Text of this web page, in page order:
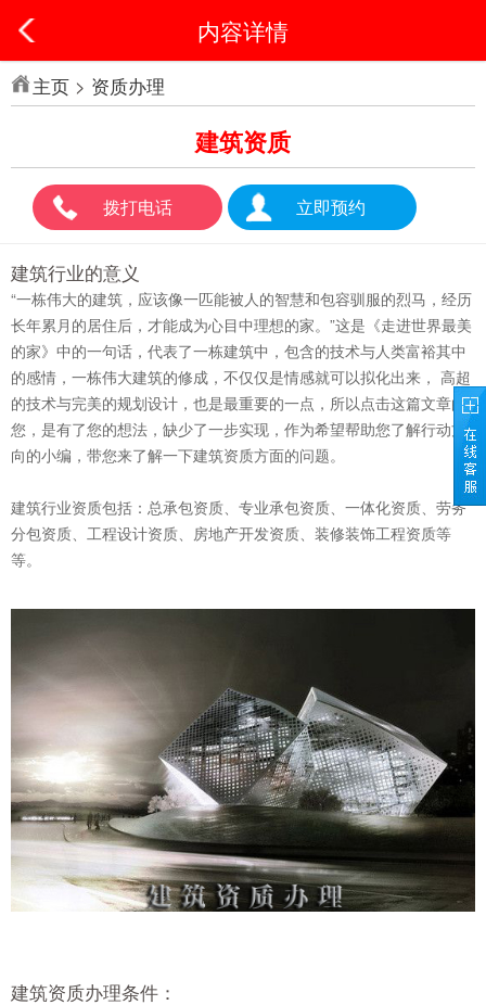
内容详情
主页 > 资质办理
建筑资质
拨打电话 立即预约
建筑行业的意义
“一栋伟大的建筑，应该像一匹能被人的智慧和包容驯服的烈马，经历
长年累月的居住后，才能成为心目中理想的家。”这是《走进世界最美
的家》中的一句话，代表了一栋建筑中，包含的技术与人类富裕其中
的感情，一栋伟大建筑的修成，不仅仅是情感就可以拟化出来， 高超
的技术与完美的规划设计，也是最重要的一点，所以点击这篇文章的
您，是有了您的想法，缺少了一步实现，作为希望帮助您了解行动方
向的小编，带您来了解一下建筑资质方面的问题。
建筑行业资质包括：总承包资质、专业承包资质、一体化资质、劳务
分包资质、工程设计资质、房地产开发资质、装修装饰工程资质等
等。
建筑资质办理条件：